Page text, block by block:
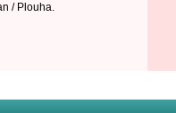
/ Plouha